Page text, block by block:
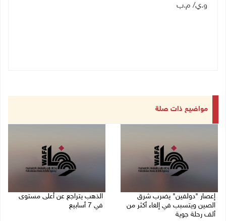
و.ي/ م.ب
مواضيع ذات صلة
إعصار "دولفين" يضرب شرق
الصين ويتسبب في إلغاء أكثر من
ألف رحلة جوية
الذهب يتراجع عن أعلى مستوى
في 7 أسابيع